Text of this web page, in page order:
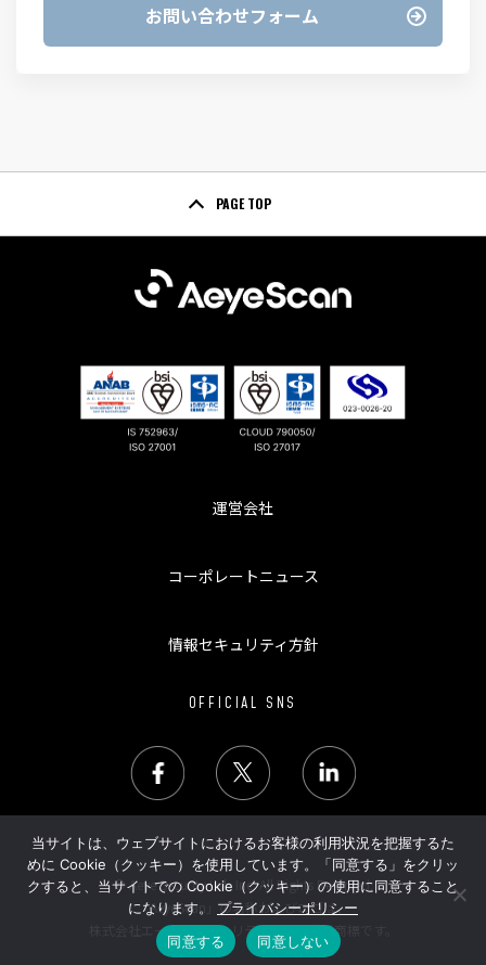
お問い合わせフォーム
PAGE TOP
運営会社
コーポレートニュース
情報セキュリティ方針
OFFICIAL SNS
© Aeye Security Lab Inc. All Rights Reserved.
「AeyeScan」の名称およびロゴは、
株式会社エーアイセキュリティラボの登録商標です。
当サイトは、ウェブサイトにおけるお客様の利用状況を把握するた
めに Cookie（クッキー）を使用しています。「同意する」をクリッ
クすると、当サイトでの Cookie（クッキー）の使用に同意すること
になります。 プライバシーポリシー
同意する
同意しない